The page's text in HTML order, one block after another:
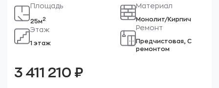
Площадь
25м2
Этаж
1 этаж
Материал
Монолит/Кирпич
Ремонт
Предчистовая, С
ремонтом
3 411 210 ₽